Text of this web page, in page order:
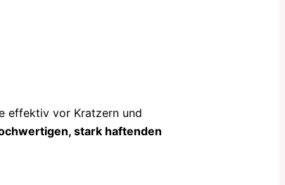
effektiv vor Kratzern und
stark haftenden